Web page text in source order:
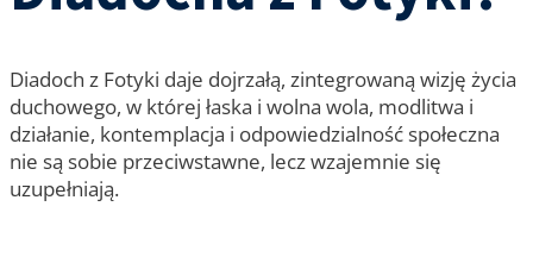
Diadoch z Fotyki daje dojrzałą, zintegrowaną wizję życia
duchowego, w której łaska i wolna wola, modlitwa i
działanie, kontemplacja i odpowiedzialność społeczna
nie są sobie przeciwstawne, lecz wzajemnie się
uzupełniają.